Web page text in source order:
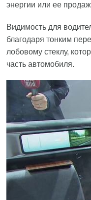
энергии или ее
Видимость для
благодаря тонким
лобовому стеклу,
часть автомобиля.